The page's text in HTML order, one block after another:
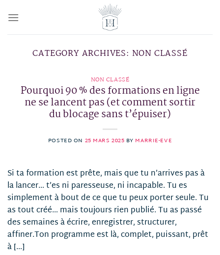
CATEGORY ARCHIVES: NON CLASSÉ
NON CLASSÉ
Pourquoi 90 % des formations en ligne
ne se lancent pas (et comment sortir
du blocage sans t’épuiser)
POSTED ON 25 MARS 2025 BY MARRIE-EVE
Si ta formation est prête, mais que tu n’arrives pas à
la lancer… t’es ni paresseuse, ni incapable. Tu es
simplement à bout de ce que tu peux porter seule. Tu
as tout créé… mais toujours rien publié. Tu as passé
des semaines à écrire, enregistrer, structurer,
affiner.Ton programme est là, complet, puissant, prêt
à […]